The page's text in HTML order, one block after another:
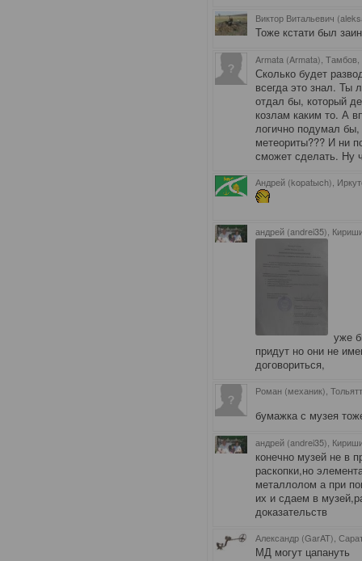
Виктор Витальевич
Тоже кстати был
Armata (Armata), Тамбов
Сколько будет
всегда это знал. Ты
отдал бы, который
козлам каким то. А
логично подумал
метеориты??? И ни
сможет сделать. Ну
Андрей (kopatыch),
андрей (andrei35),
уже
придут но они не
договориться,
Роман (механик),
бумажка с музея
андрей (andrei35),
конечно музей не в
раскопки,но
металлолом а при
их и сдаем в
доказательств
Александр (GarAT),
МД могут цапануть